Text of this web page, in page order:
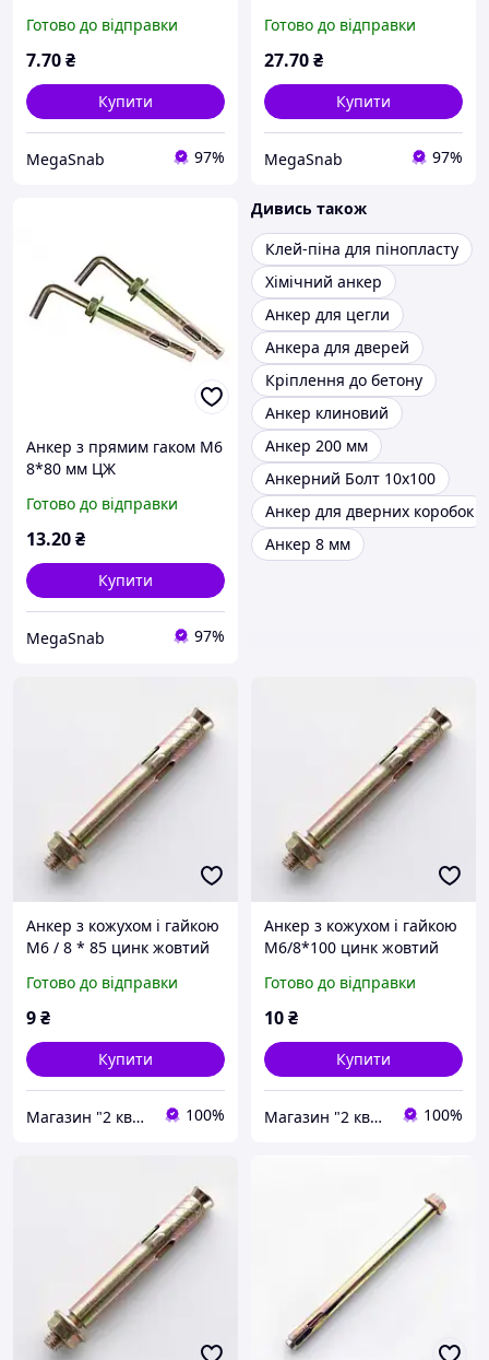
Готово до відправки
7.70₴
Купити
MegaSnab 97%
Готово до відправки
27.70₴
Купити
MegaSnab 97%
Анкер з прямим гаком M6
8*80 мм ЦЖ
Готово до відправки
13.20₴
Купити
MegaSnab 97%
Дивись також
Клей-піна для пінопласту
Хімічний анкер
Анкер для цегли
Анкера для дверей
Кріплення до бетону
Анкер клиновий
Анкер 200 мм
Анкерний Болт 10х100
Анкер для дверних коробок
Анкер 8 мм
Анкер з кожухом і гайкою
М6 / 8 * 85 цинк жовтий
Готово до відправки
9₴
Купити
Магазин "2 квартал" 100%
Анкер з кожухом і гайкою
М6/8*100 цинк жовтий
Готово до відправки
10₴
Купити
Магазин "2 квартал" 100%